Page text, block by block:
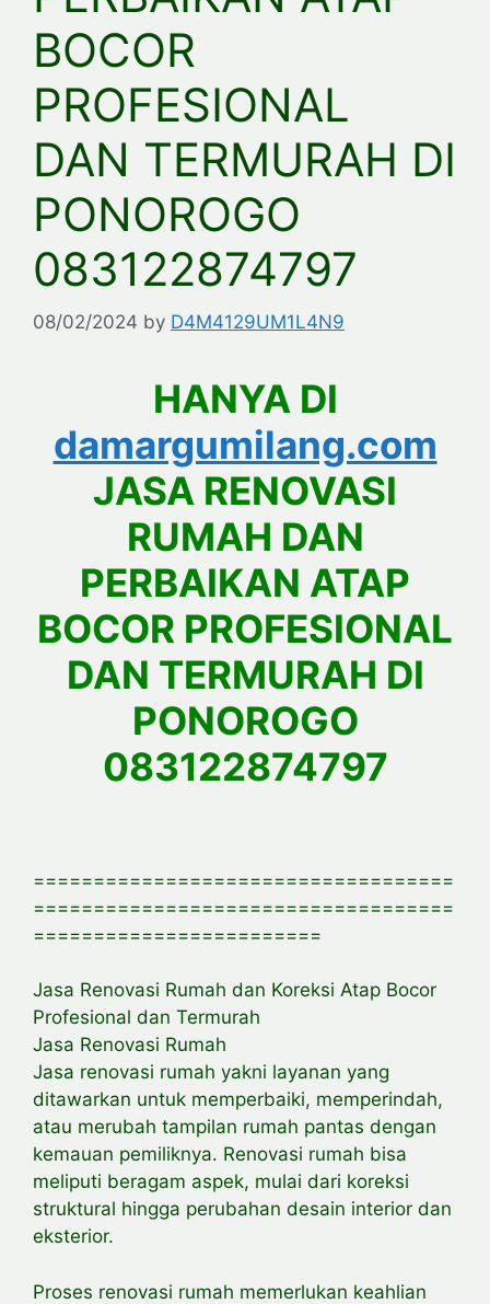
BOCOR
PROFESIONAL
DAN TERMURAH DI
PONOROGO
083122874797
08/02/2024 by D4M4129UM1L4N9
HANYA DI
damargumilang.com
JASA RENOVASI
RUMAH DAN
PERBAIKAN ATAP
BOCOR PROFESIONAL
DAN TERMURAH DI
PONOROGO
083122874797
===================================
===================================
========================
Jasa Renovasi Rumah dan Koreksi Atap Bocor
Profesional dan Termurah
Jasa Renovasi Rumah
Jasa renovasi rumah yakni layanan yang
ditawarkan untuk memperbaiki, memperindah,
atau merubah tampilan rumah pantas dengan
kemauan pemiliknya. Renovasi rumah bisa
meliputi beragam aspek, mulai dari koreksi
struktural hingga perubahan desain interior dan
eksterior.
Proses renovasi rumah memerlukan keahlian